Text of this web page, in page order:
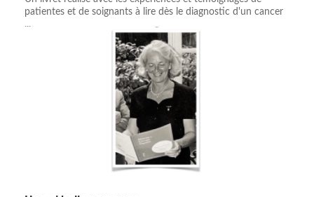
patientes et de soignants à lire dès le diagnostic d'un cancer
...